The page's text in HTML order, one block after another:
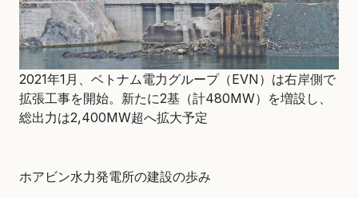
2021年1月、ベトナム電力グループ（EVN）は右岸側で
拡張工事を開始。新たに2基（計480MW）を増設し、
総出力は2,400MW超へ拡大予定
ホアビン水力発電所の建設の歩み